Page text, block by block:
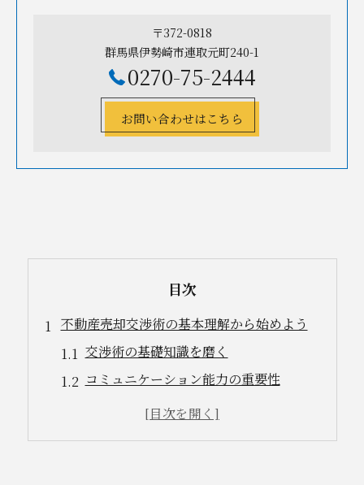
〒372-0818
群馬県伊勢崎市連取元町240-1
0270-75-2444
お問い合わせはこちら
目次
不動産売却交渉術の基本理解から始めよう
交渉術の基礎知識を磨く
コミュニケーション能力の重要性
交渉前の準備と心構え